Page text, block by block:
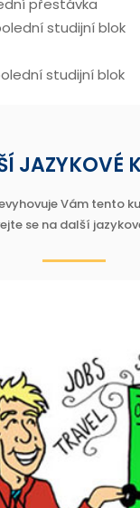
přestávka
studijní blok
studijní blok
JAZYKOVÉ
Vám tento
se na další